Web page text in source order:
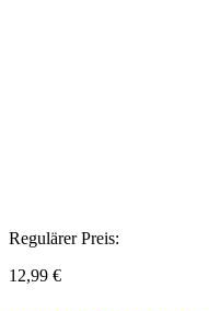
Regulärer Preis:
12,99 €